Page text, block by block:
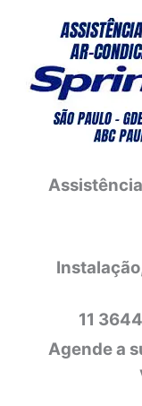
conteúdo
11
Agende a